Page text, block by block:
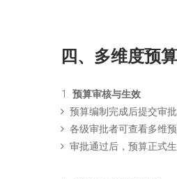
四、多维度预
预算审核与生效
预算编制完成后提交审
各级审批者可查看多维
审批通过后，预算正式生